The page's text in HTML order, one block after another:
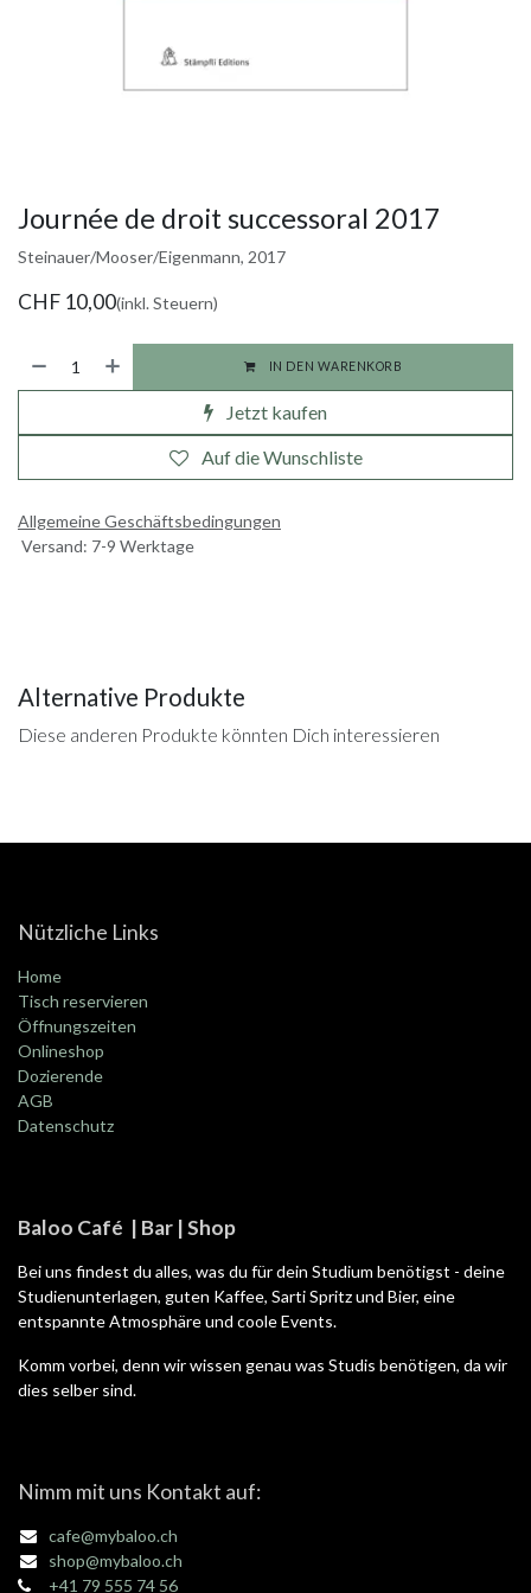
Journée de droit successoral 2017
Steinauer/Mooser/Eigenmann, 2017
CHF 10,00(inkl. Steuern)
IN DEN WARENKORB
Jetzt kaufen
Auf die Wunschliste
Allgemeine Geschäftsbedingungen
Versand: 7-9 Werktage
Alternative Produkte
Diese anderen Produkte könnten Dich interessieren
Nützliche Links
Home
Tisch reservieren
Öffnungszeiten
Onlineshop
Dozierende
AGB
Datenschutz
Baloo Café | Bar | Shop
Bei uns findest du alles, was du für dein Studium benötigst - deine
Studienunterlagen, guten Kaffee, Sarti Spritz und Bier, eine
entspannte Atmosphäre und coole Events.
Komm vorbei, denn wir wissen genau was Studis benötigen, da wir
dies selber sind.
Nimm mit uns Kontakt auf:
cafe@mybaloo.ch
shop@mybaloo.ch
+41 79 555 74 56